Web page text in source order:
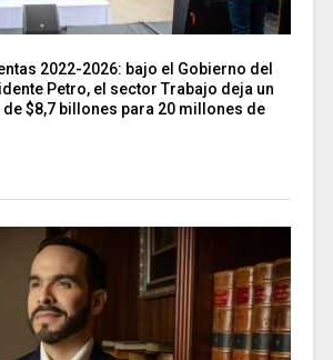
2022-2026: bajo el Gobierno del
Petro, el sector Trabajo deja un
$8,7 billones para 20 millones de